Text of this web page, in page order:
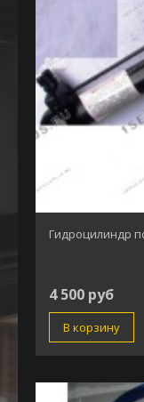
Гидроцилиндр
4 500 руб
В корзину